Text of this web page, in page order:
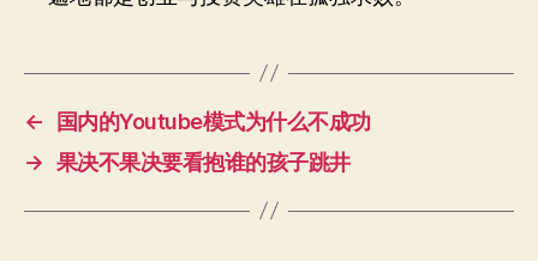
←
国内的Youtube模式为什么不成功
→ 果决不果决要看抱谁的孩子跳井